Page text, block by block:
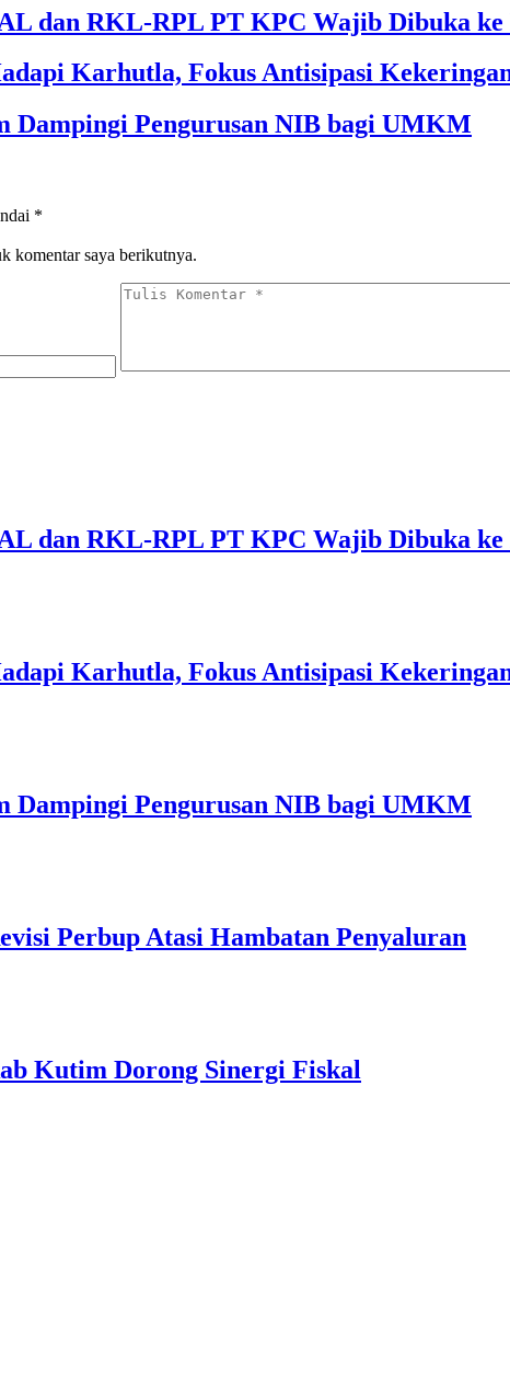
dan RKL-RPL PT KPC Wajib Dibuka
Karhutla, Fokus Antisipasi
Dampingi Pengurusan NIB bagi UMKM
*
komentar saya berikutnya.
dan RKL-RPL PT KPC Wajib Dibuka
Karhutla, Fokus Antisipasi
Dampingi Pengurusan NIB bagi UMKM
Perbup Atasi Hambatan Penyaluran
Kutim Dorong Sinergi Fiskal